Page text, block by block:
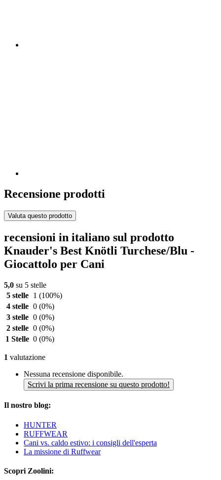
Recensione prodotti
Valuta questo prodotto
recensioni in italiano sul prodotto
Knauder's Best Knötli Turchese/Blu -
Giocattolo per Cani
5,0 su 5 stelle
5 stelle
1 (100%)
4 stelle 0 (0%)
3 stelle 0 (0%)
2 stelle 0 (0%)
1 Stelle 0 (0%)
1 valutazione
Nessuna recensione disponibile.
Scrivi la prima recensione su questo prodotto!
Il nostro blog:
HUNTER
RUFFWEAR
Cani vs. caldo estivo: i consigli dell'esperta
La missione di Ruffwear
Scopri Zoolini: